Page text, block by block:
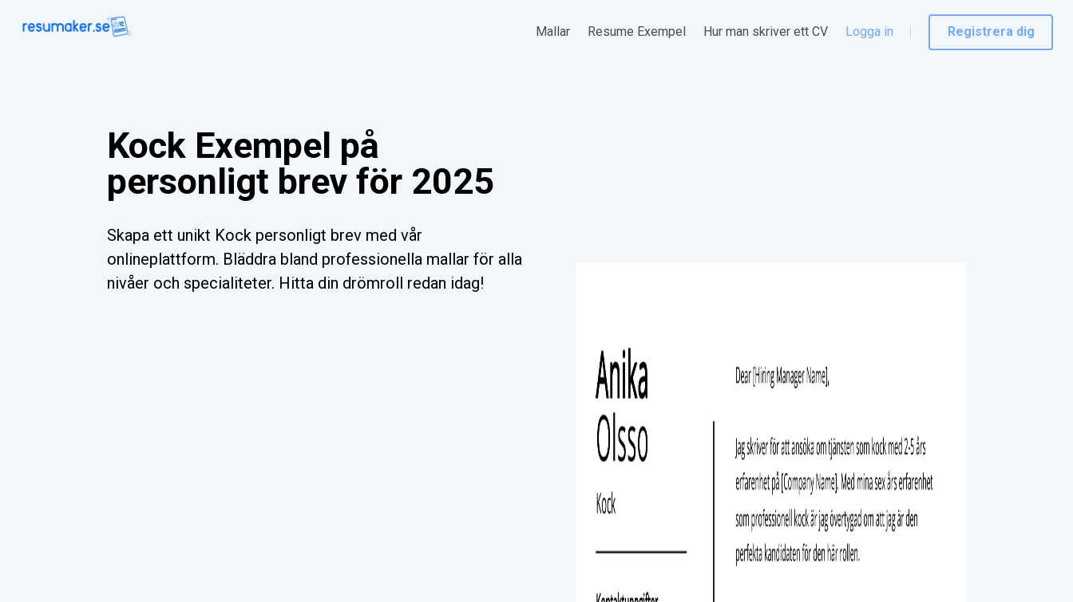
Mallar Resume Exempel Hur man skriver ett CV Logga in Registrera dig
Kock Exempel på
personligt brev för 2025
Skapa ett unikt Kock personligt brev med vår
onlineplattform. Bläddra bland professionella mallar för alla
nivåer och specialiteter. Hitta din drömroll redan idag!